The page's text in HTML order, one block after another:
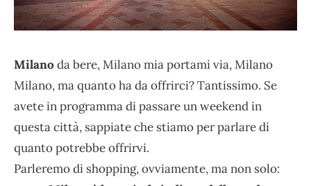
Milano da bere, Milano mia portami via, Milano
Milano, ma quanto ha da offrirci? Tantissimo. Se
avete in programma di passare un weekend in
questa città, sappiate che stiamo per parlare di
quanto potrebbe offrirvi.
Parleremo di shopping, ovviamente, ma non solo: